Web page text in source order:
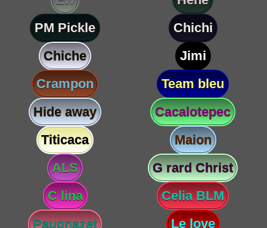
PM Pickle
Chichi
Chiche
Jimi
Crampon
Team bleu
Hide away
Cacalotepec
Titicaca
Maion
ALS
G rard Christ
C lina
Celia BLM
Paugnazet
Le love